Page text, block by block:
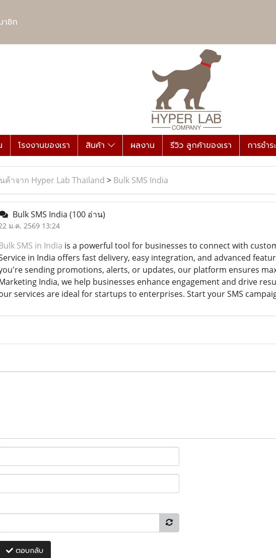
ชิก
โรงงานของเรา สินค้า ผลงาน รีวิว ลูกค้าของเรา การชำร
ค้าจาก Hyper Lab Thailand > Bulk SMS India
Bulk SMS India (100 อ่าน)
ม.ค. 2569 13:24
SMS in India is a powerful tool for businesses to connect with
in India offers fast delivery, easy integration, and advanced
sending promotions, alerts, or updates, our platform ensures
India, we help businesses enhance engagement and drive
services are ideal for startups to enterprises. Start your SMS
ตอบกลับ